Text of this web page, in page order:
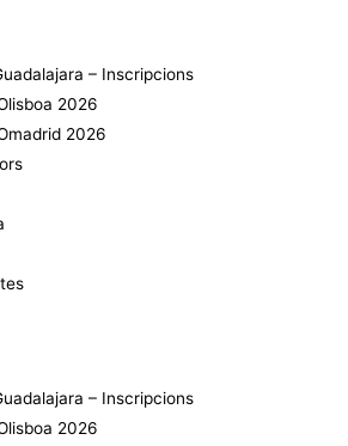
– Inscripcions
2026
2026
– Inscripcions
2026